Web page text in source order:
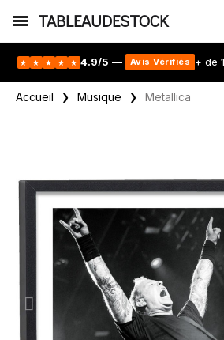
TABLEAUDESTOCK
★ ★ ★ ★ ★ 4.9/5 — Avis Vérifiés + de
Accueil Musique Metallica